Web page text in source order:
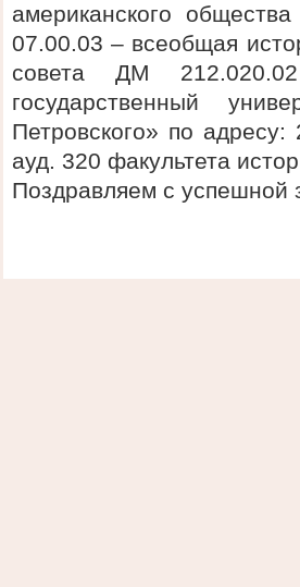
американского
07.00.03 – всеобщая
совета ДМ
государственный
Петровского» по
ауд. 320 факультета
Поздравляем с успешной